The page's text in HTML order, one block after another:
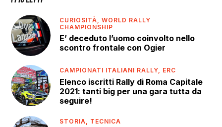
CURIOSITÀ,WORLD RALLY
CHAMPIONSHIP
E’ deceduto l’uomo coinvolto nello
scontro frontale con Ogier
CAMPIONATI ITALIANI RALLY, ERC
Elenco iscritti Rally di Roma Capitale
2021: tanti big per una gara tutta da
seguire!
STORIA, TECNICA